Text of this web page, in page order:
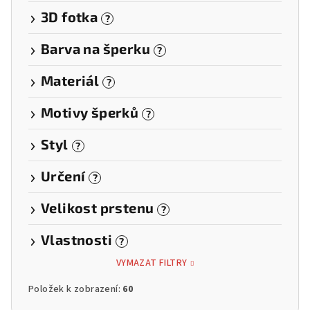
3D fotka ?
Barva na šperku ?
Materiál ?
Motivy šperků ?
Styl ?
Určení ?
Velikost prstenu ?
Vlastnosti ?
VYMAZAT FILTRY
Položek k zobrazení: 60